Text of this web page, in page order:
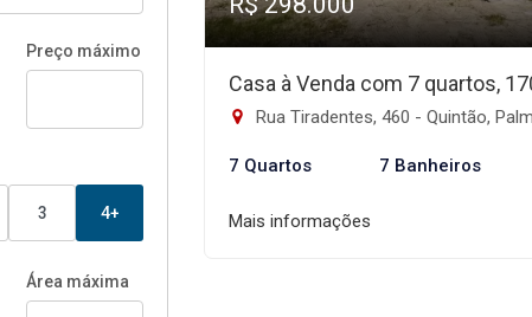
Preço máximo
3 4+
Área máxima
Casa à Venda com 7 quartos,
Rua Tiradentes, 460 - Quintão,
7 Quartos 7 Banheiros
Mais informações